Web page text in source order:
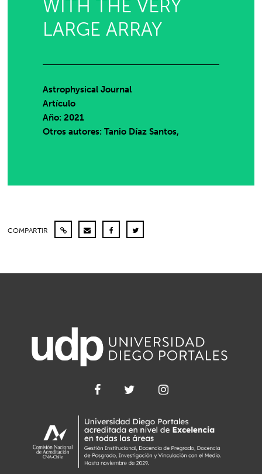
WITH THE VERY
LARGE ARRAY
Astrophysical Journal
Artículo
Año: 2021
Otros autores: Tanio Díaz Santos,
COMPARTIR